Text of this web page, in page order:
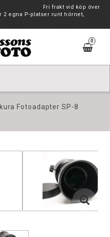
köp över
2 egna P-platser runt hörnet,
0
Fotoadapter SP-8